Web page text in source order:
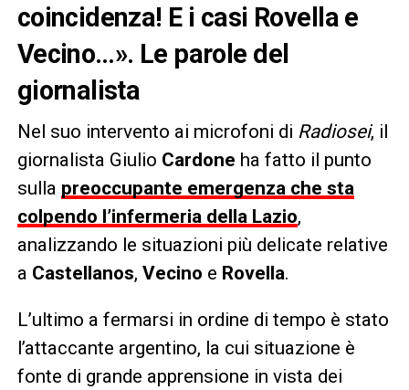
coincidenza! E i casi Rovella e
Vecino…». Le parole del
giornalista
Nel suo intervento ai microfoni di Radiosei, il
giornalista Giulio Cardone ha fatto il punto
sulla preoccupante emergenza che sta
colpendo l’infermeria della Lazio,
analizzando le situazioni più delicate relative
a Castellanos, Vecino e Rovella.
L’ultimo a fermarsi in ordine di tempo è stato
l’attaccante argentino, la cui situazione è
fonte di grande apprensione in vista dei